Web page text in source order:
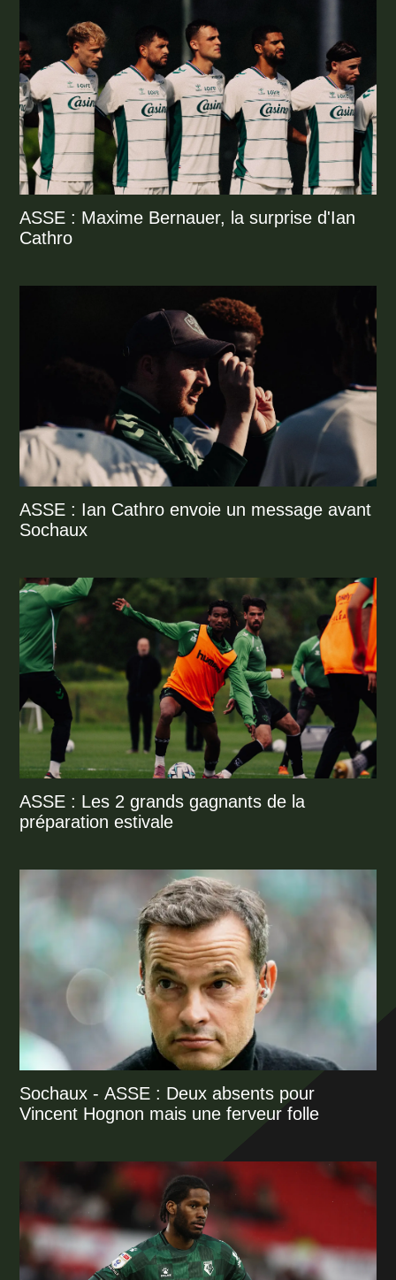
ASSE : Maxime Bernauer, la surprise d'Ian
Cathro
ASSE : Ian Cathro envoie un message avant
Sochaux
ASSE : Les 2 grands gagnants de la
préparation estivale
Sochaux - ASSE : Deux absents pour
Vincent Hognon mais une ferveur folle